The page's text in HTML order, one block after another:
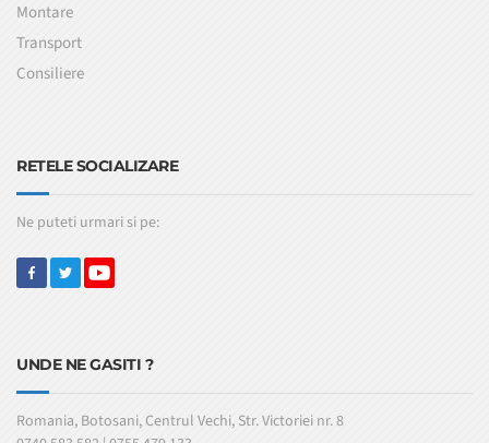
Montare
Transport
Consiliere
RETELE SOCIALIZARE
Ne puteti urmari si pe:
UNDE NE GASITI ?
Romania, Botosani, Centrul Vechi, Str. Victoriei nr. 8